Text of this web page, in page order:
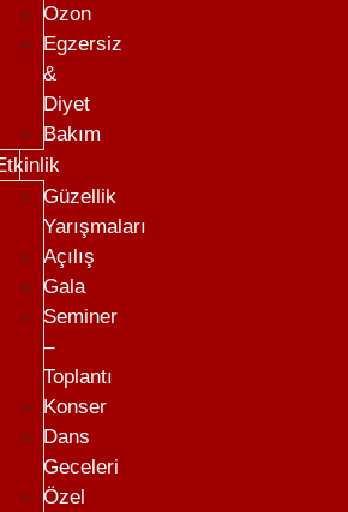
Ozon
Egzersiz
&
Diyet
Bakım
Güzellik
Yarışmaları
Açılış
Gala
Seminer
–
Toplantı
Konser
Dans
Geceleri
Özel